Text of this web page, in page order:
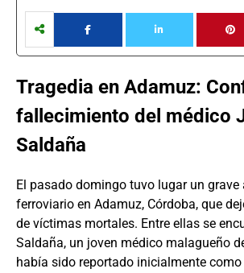
Tragedia en Adamuz:
fallecimiento del médico
Saldaña
El pasado domingo tuvo lugar un grave
ferroviario en Adamuz, Córdoba, que
de víctimas mortales. Entre ellas se
Saldaña, un joven médico malagueño
había sido reportado inicialmente